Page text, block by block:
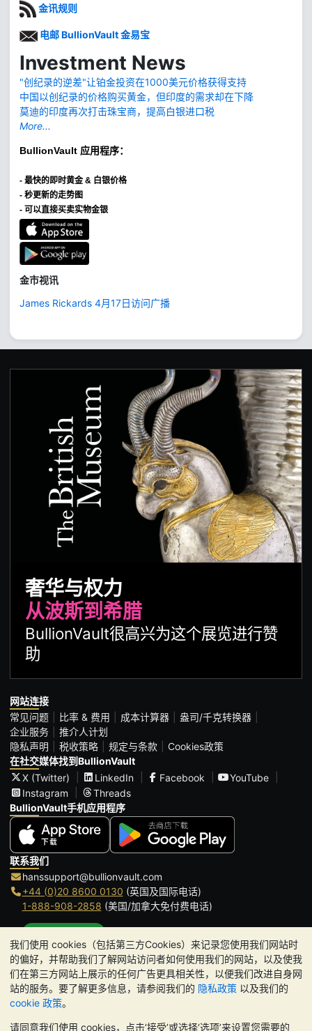
我们使用 cookies（包括第三方Cookies）来记录您使用我们网站时
的偏好，并帮助我们了解网站访问者如何使用我们的网站，以及使我
们在第三方网站上展示的任何广告更具相关性，以便我们改进自身网
站的服务。要了解更多信息，请参阅我们的 隐私政策 以及我们的
cookie 政策。
请同意我们使用 cookies，点击‘接受’或选择‘选项’来设置您需要的
金讯规则
电邮 BullionVault 金易宝
Investment News
"创纪录的逆差"让铂金投资在1000美元价格获得支持
中国以创纪录的价格购买黄金，但印度的需求却在下降
莫迪的印度再次打击珠宝商，提高白银进口税
More...
BullionVault 应用程序：
- 最快的即时黄金 & 白银价格
- 秒更新的走势图
- 可以直接买卖实物金银
金市视讯
James Rickards 4月17日访问广播
奢华与权力
从波斯到希腊
BullionVault很高兴为这个展览进行赞
助
网站连接
常见问题
比率 & 费用 成本计算器
盎司/千克转换器
企业服务
推介人计划
隐私声明
税收策略 规定与条款
Cookies政策
在社交媒体找到BullionVault
X (Twitter)
LinkedIn Facebook
YouTube
Instagram
Threads
BullionVault手机应用程序
联系我们
hanssupport@bullionvault.com
+44 (0)20 8600 0130 (英国及国际电话)
1-888-908-2858 (美国/加拿大免付费电话)
办公时间:
9am to 8:30pm (英国时间), 周一至周五
Galmarley Ltd T/A BullionVault
3 Shortlands (7th Floor)
London